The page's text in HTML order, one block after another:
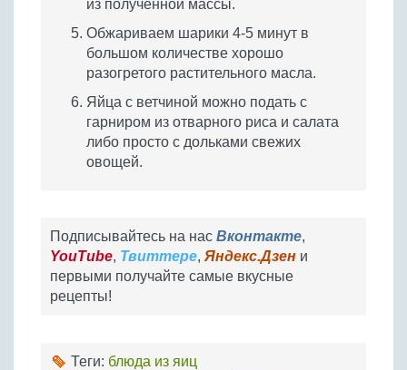
из полученной массы.
Обжариваем шарики 4-5 минут в
большом количестве хорошо
разогретого растительного масла.
Яйца с ветчиной можно подать с
гарниром из отварного риса и салата
либо просто с дольками свежих
овощей.
Подписывайтесь на нас Вконтакте,
YouTube, Твиттере, Яндекс.Дзен и
первыми получайте самые вкусные
рецепты!
Теги: блюда из яиц